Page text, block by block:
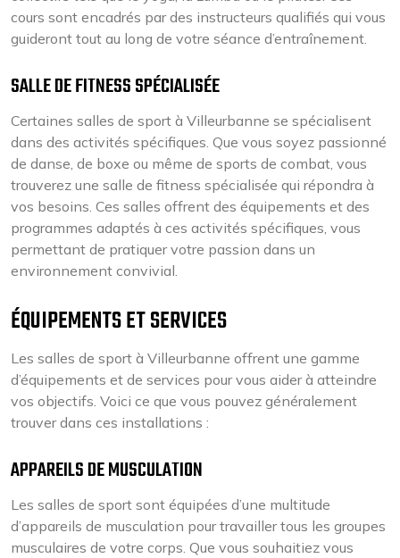
cours sont encadrés par des instructeurs qualifiés qui vous
guideront tout au long de votre séance d’entraînement.
SALLE DE FITNESS SPÉCIALISÉE
Certaines salles de sport à Villeurbanne se spécialisent
dans des activités spécifiques. Que vous soyez passionné
de danse, de boxe ou même de sports de combat, vous
trouverez une salle de fitness spécialisée qui répondra à
vos besoins. Ces salles offrent des équipements et des
programmes adaptés à ces activités spécifiques, vous
permettant de pratiquer votre passion dans un
environnement convivial.
ÉQUIPEMENTS ET SERVICES
Les salles de sport à Villeurbanne offrent une gamme
d’équipements et de services pour vous aider à atteindre
vos objectifs. Voici ce que vous pouvez généralement
trouver dans ces installations :
APPAREILS DE MUSCULATION
Les salles de sport sont équipées d’une multitude
d’appareils de musculation pour travailler tous les groupes
musculaires de votre corps. Que vous souhaitiez vous